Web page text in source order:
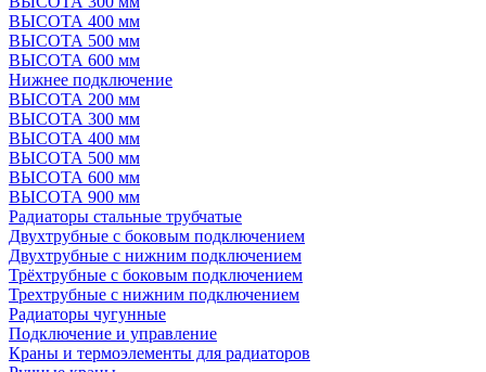
ВЫСОТА 400 мм
ВЫСОТА 500 мм
ВЫСОТА 600 мм
Нижнее подключение
ВЫСОТА 200 мм
ВЫСОТА 300 мм
ВЫСОТА 400 мм
ВЫСОТА 500 мм
ВЫСОТА 600 мм
ВЫСОТА 900 мм
Радиаторы стальные трубчатые
Двухтрубные с боковым подключением
Двухтрубные с нижним подключением
Трёхтрубные с боковым подключением
Трехтрубные с нижним подключением
Радиаторы чугунные
Подключение и управление
Краны и термоэлементы для радиаторов